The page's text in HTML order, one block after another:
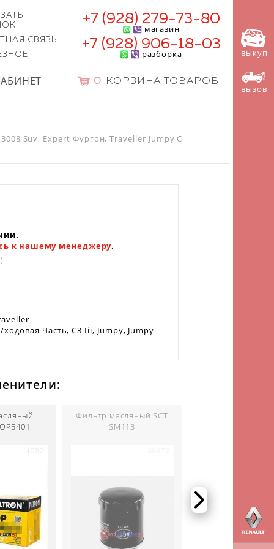
СВЯЗЬ
+7 (928) 279-73-80
магазин
+7 (928) 906-18-03
разборка
0 КОРЗИНА ТОВАРОВ
Suv, Expert Фургон, Traveller Jumpy C
к нашему менеджеру.
Часть, C3 Iii, Jumpy, Jumpy
Фильтр масляный SCT
SM113
выкуп
вызов